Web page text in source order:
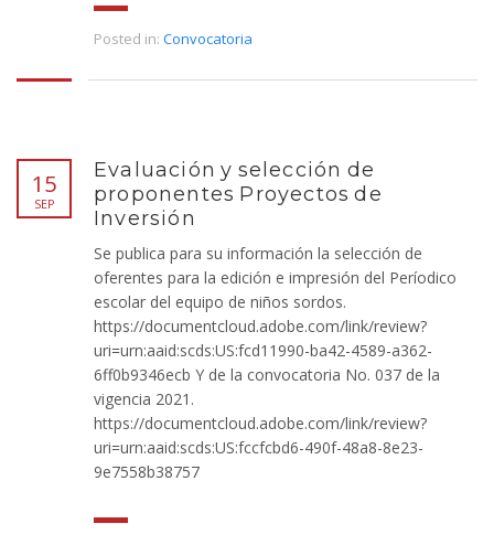
Posted in: Convocatoria
15
SEP
Evaluación y selección de
proponentes Proyectos de
Inversión
Se publica para su información la selección de
oferentes para la edición e impresión del Períodico
escolar del equipo de niños sordos.
https://documentcloud.adobe.com/link/review?
uri=urn:aaid:scds:US:fcd11990-ba42-4589-a362-
6ff0b9346ecb Y de la convocatoria No. 037 de la
vigencia 2021.
https://documentcloud.adobe.com/link/review?
uri=urn:aaid:scds:US:fccfcbd6-490f-48a8-8e23-
9e7558b38757